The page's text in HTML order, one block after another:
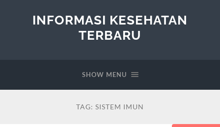
INFORMASI KESEHATAN
TERBARU
SHOW MENU
TAG: SISTEM IMUN